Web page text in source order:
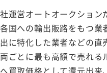
運営オートオークショ
国への輸出販路をもつ業
に特化した業者などの
ごとに最も高額で売れ
買取価格として還元出